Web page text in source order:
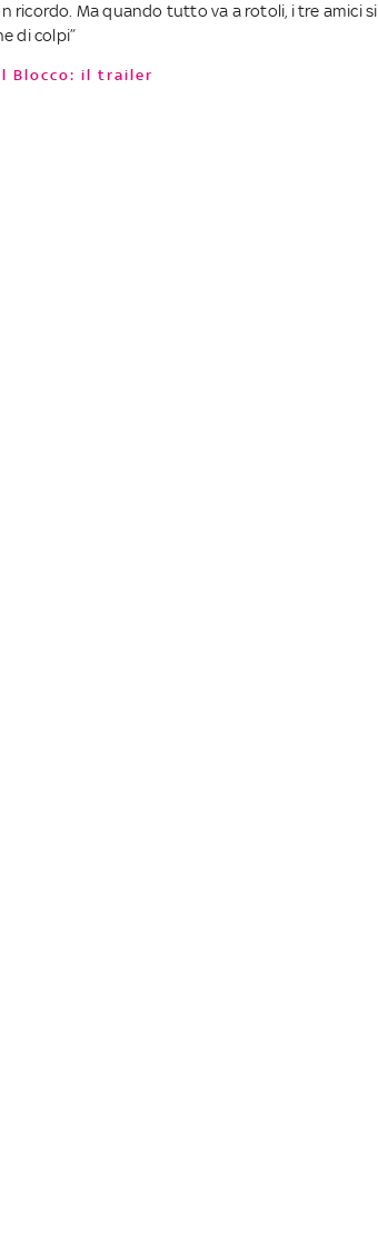
ricordo. Ma quando tutto va a rotoli, i tre amici si
di colpi”
Blocco: il trailer